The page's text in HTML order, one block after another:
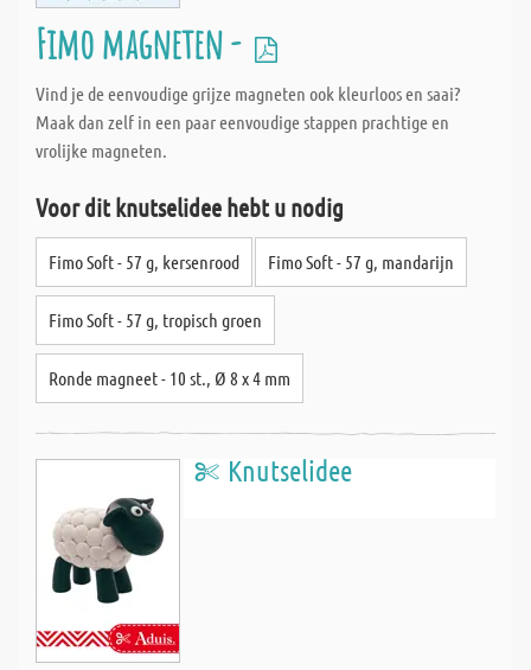
Fimo magneten -
Vind je de eenvoudige grijze magneten ook kleurloos en saai?
Maak dan zelf in een paar eenvoudige stappen prachtige en
vrolijke magneten.
Voor dit knutselidee hebt u nodig
Fimo Soft - 57 g, kersenrood Fimo Soft - 57 g, mandarijn
Fimo Soft - 57 g, tropisch groen
Ronde magneet - 10 st., Ø 8 x 4 mm
Knutselidee